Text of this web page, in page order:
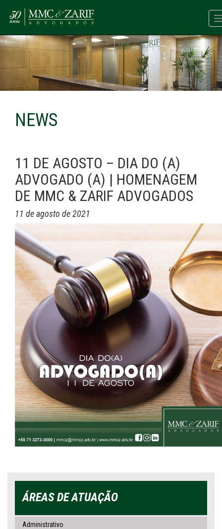
NEWS
11 DE AGOSTO – DIA DO (A)
ADVOGADO (A) | HOMENAGEM
DE MMC & ZARIF ADVOGADOS
11 de agosto de 2021
ÁREAS DE ATUAÇÃO
Administrativo